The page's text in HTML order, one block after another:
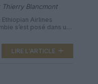
Thierry Blancmont
Airlines
s’est posé dans un
Juste converti en
de la compagnie
le 4 avril 2021 […]
LIRE L'ARTICLE